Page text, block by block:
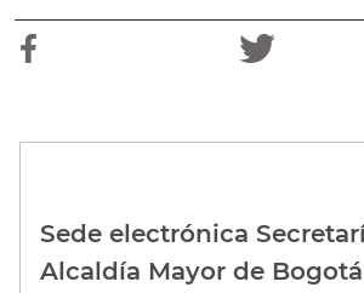
Sede electrónica
Alcaldía Mayor de Bogotá